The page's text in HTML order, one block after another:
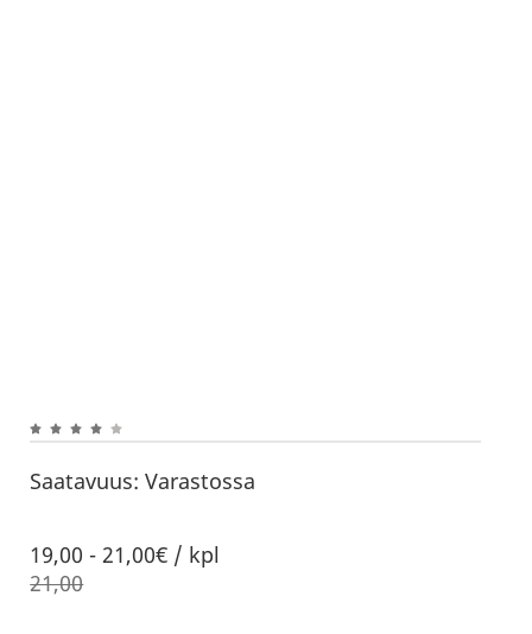
Saatavuus: Varastossa
19,00 - 21,00€ / kpl
21,00